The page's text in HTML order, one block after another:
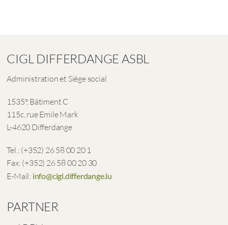
CIGL DIFFERDANGE ASBL
Administration et Siége social
1535°, Bâtiment C
115c, rue Emile Mark
L-4620 Differdange
Tel.: (+352) 26 58 00 20 1
Fax: (+352) 26 58 00 20 30
E-Mail: info@cigl.differdange.lu
PARTNER